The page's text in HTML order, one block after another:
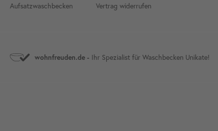
wohnfreuden.de - Ihr Spezialist für Waschbecken Unikate!
Aufsatzwaschbecken
Vertrag widerrufen